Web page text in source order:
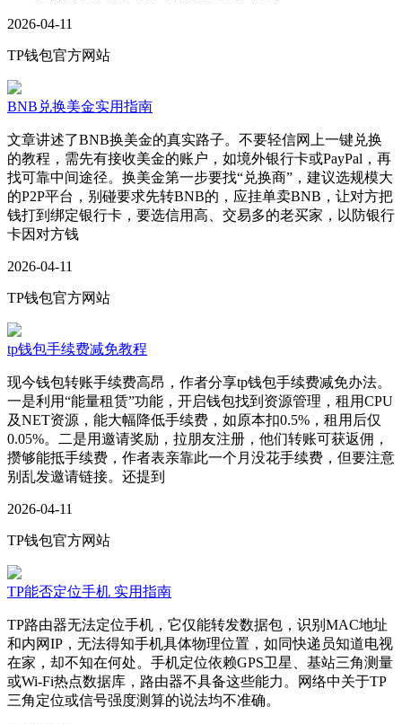
2026-04-11
TP钱包官方网站
BNB兑换美金实用指南
文章讲述了BNB换美金的真实路子。不要轻信网上一键兑换
的教程，需先有接收美金的账户，如境外银行卡或PayPal，再
找可靠中间途径。换美金第一步要找“兑换商”，建议选规模大
的P2P平台，别碰要求先转BNB的，应挂单卖BNB，让对方把
钱打到绑定银行卡，要选信用高、交易多的老买家，以防银行
卡因对方钱
2026-04-11
TP钱包官方网站
tp钱包手续费减免教程
现今钱包转账手续费高昂，作者分享tp钱包手续费减免办法。
一是利用“能量租赁”功能，开启钱包找到资源管理，租用CPU
及NET资源，能大幅降低手续费，如原本扣0.5%，租用后仅
0.05%。二是用邀请奖励，拉朋友注册，他们转账可获返佣，
攒够能抵手续费，作者表亲靠此一个月没花手续费，但要注意
别乱发邀请链接。还提到
2026-04-11
TP钱包官方网站
TP能否定位手机 实用指南
TP路由器无法定位手机，它仅能转发数据包，识别MAC地址
和内网IP，无法得知手机具体物理位置，如同快递员知道电视
在家，却不知在何处。手机定位依赖GPS卫星、基站三角测量
或Wi-Fi热点数据库，路由器不具备这些能力。网络中关于TP
三角定位或信号强度测算的说法均不准确。